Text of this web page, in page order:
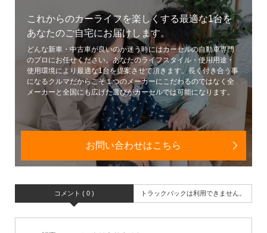
これからのカーライフを楽しくする最適な1台を
あなたのご自宅にお届けします。
どんな新車・中古車が良いのか迷う時にはカーセルの自動車専門
のプロにお任せください。あなたのライフスタイル・使用用途・
使用環境により最適な1台を提案させて頂きます。長く付き合う事
になるクルマだからこそ１つのメーカーにこだわるのではなく全
メーカーと全国にも広げた選びがカーセルでは可能になります。
お問い合わせはこちら
コメント ( 0 ) トラックバックは利用できません。